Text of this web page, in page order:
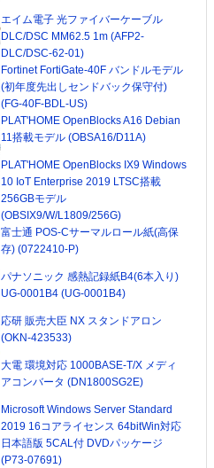
エイム電子 光ファイバーケーブル
DLC/DSC MM62.5 1m (AFP2-
DLC/DSC-62-01)
Fortinet FortiGate-40F バンドルモデル
(初年度先出しセンドバック保守付)
(FG-40F-BDL-US)
PLAT'HOME OpenBlocks A16 Debian
11搭載モデル (OBSA16/D11A)
PLAT'HOME OpenBlocks IX9 Windows
10 IoT Enterprise 2019 LTSC搭載
256GBモデル
(OBSIX9/W/L1809/256G)
富士通 POS-Cサーマルロール紙(高保
存) (0722410-P)
パナソニック 感熱記録紙B4(6本入り)
UG-0001B4 (UG-0001B4)
応研 販売大臣 NX スタンドアロン
(OKN-423533)
大電 環境対応 1000BASE-T/X メディ
アコンバータ (DN1800SG2E)
Microsoft Windows Server Standard
2019 16コアライセンス 64bitWin対応
日本語版 5CAL付 DVDパッケージ
(P73-07691)